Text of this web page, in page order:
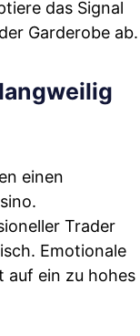
das Signal
Garderobe ab.
einen
Trader
Emotionale
auf ein zu hohes